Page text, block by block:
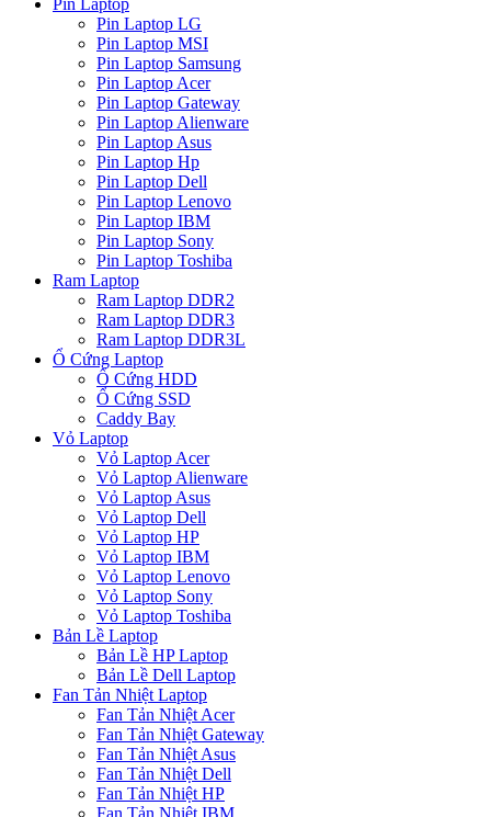
Pin Laptop
Pin Laptop LG
Pin Laptop MSI
Pin Laptop Samsung
Pin Laptop Acer
Pin Laptop Gateway
Pin Laptop Alienware
Pin Laptop Asus
Pin Laptop Hp
Pin Laptop Dell
Pin Laptop Lenovo
Pin Laptop IBM
Pin Laptop Sony
Pin Laptop Toshiba
Ram Laptop
Ram Laptop DDR2
Ram Laptop DDR3
Ram Laptop DDR3L
Ổ Cứng Laptop
Ổ Cứng HDD
Ổ Cứng SSD
Caddy Bay
Vỏ Laptop
Vỏ Laptop Acer
Vỏ Laptop Alienware
Vỏ Laptop Asus
Vỏ Laptop Dell
Vỏ Laptop HP
Vỏ Laptop IBM
Vỏ Laptop Lenovo
Vỏ Laptop Sony
Vỏ Laptop Toshiba
Bản Lề Laptop
Bản Lề HP Laptop
Bản Lề Dell Laptop
Fan Tản Nhiệt Laptop
Fan Tản Nhiệt Acer
Fan Tản Nhiệt Gateway
Fan Tản Nhiệt Asus
Fan Tản Nhiệt Dell
Fan Tản Nhiệt HP